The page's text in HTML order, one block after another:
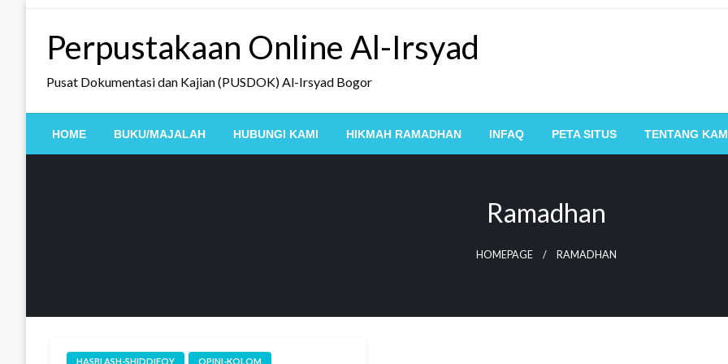
Perpustakaan Online Al-Irsyad
Pusat Dokumentasi dan Kajian (PUSDOK) Al-Irsyad Bogor
HOME BUKU/MAJALAH HUBUNGI KAMI HIKMAH RAMADHAN INFAQ PETA SITUS TENTANG
Ramadhan
HOMEPAGE RAMADHAN
HASBI ASH-SHIDDIEQY OPINI-KOLOM